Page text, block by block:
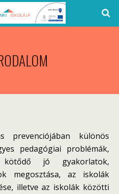
prevenciójában különös
pedagógiai problémák,
kötődő jó gyakorlatok,
megosztása, az iskolák
illetve az iskolák közötti